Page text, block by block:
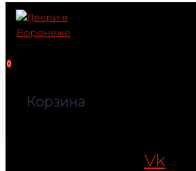
Перейти
контенту
0
Корзина
Vk